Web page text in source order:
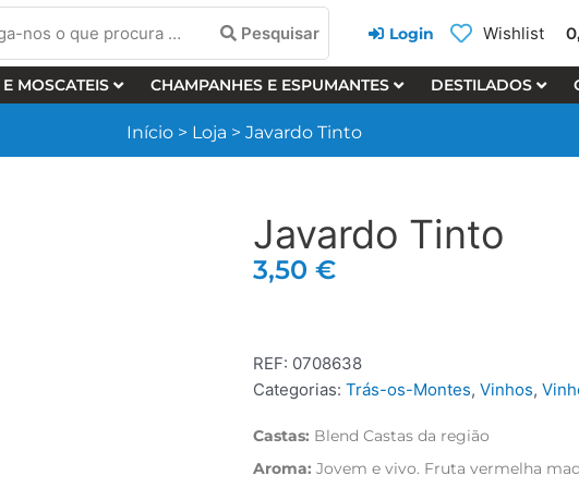
Pesquisar Login Wishlist
MOSCATEIS CHAMPANHES E ESPUMANTES DESTILADOS
Início > Loja > Javardo Tinto
Javardo Tinto
3,50 €
REF: 0708638
Categorias: Trás-os-Montes, Vinhos,
Castas: Blend Castas da região
Aroma: Jovem e vivo. Fruta vermelha